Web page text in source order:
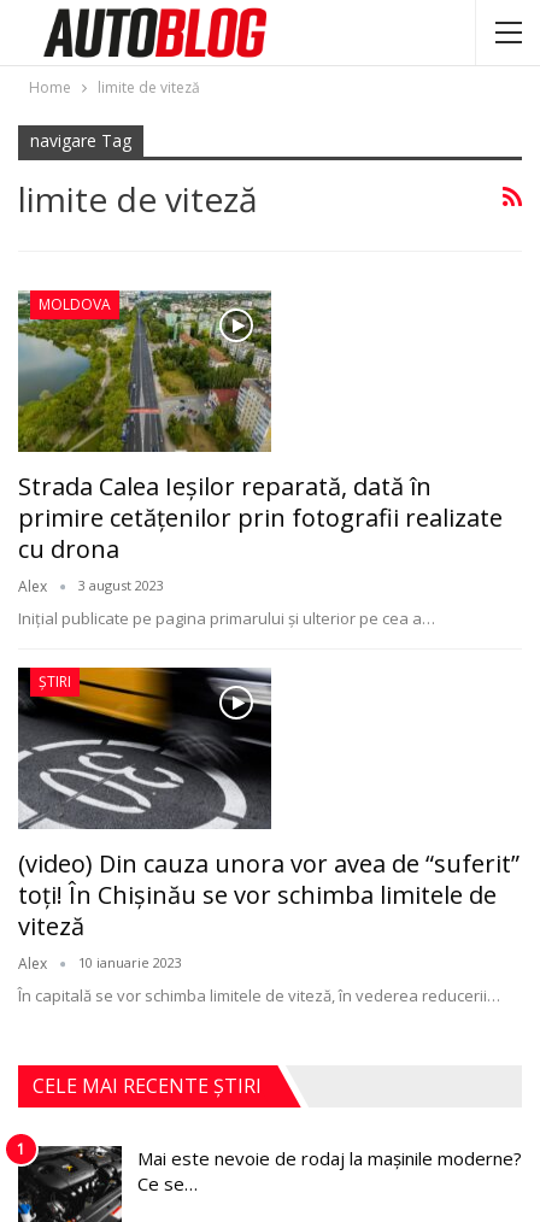
Home limite de viteză
navigare Tag
limite de viteză
MOLDOVA
Strada Calea Ieşilor reparată, dată în
primire cetăţenilor prin fotografii realizate
cu drona
Alex 3 august 2023
Iniţial publicate pe pagina primarului şi ulterior pe cea a…
ȘTIRI
(video) Din cauza unora vor avea de “suferit”
toţi! În Chişinău se vor schimba limitele de
viteză
Alex 10 ianuarie 2023
În capitală se vor schimba limitele de viteză, în vederea reducerii…
CELE MAI RECENTE ȘTIRI
1
Mai este nevoie de rodaj la mașinile moderne?
Ce se…